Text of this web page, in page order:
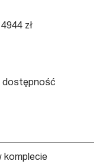
zł
dostępność
komplecie